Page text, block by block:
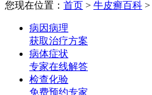
您现在位置： 首页 > 牛皮癣百科 >
病因病理
获取治疗方案
病体症状
专家在线解答
检查化验
免费预约专家